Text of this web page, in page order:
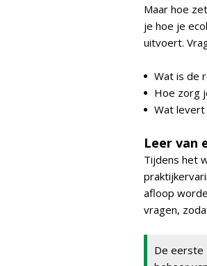
Maar hoe
je hoe je
uitvoert.
Wat is de
Hoe zorg
Wat levert
Leer van
Tijdens het
afloop
vragen,
De eerste